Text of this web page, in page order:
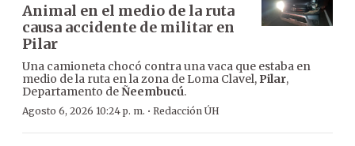
Animal en el medio de la ruta
causa accidente de militar en
Pilar
Una camioneta chocó contra una vaca que estaba en
medio de la ruta en la zona de Loma Clavel, Pilar,
Departamento deÑeembucú.
Agosto 6, 2026 10:24 p. m. · Redacción ÚH